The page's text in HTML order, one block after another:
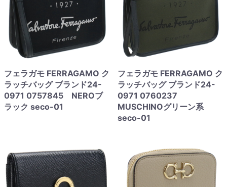
フェラガモ FERRAGAMO ク
ラッチバッグ ブランド24-
0971 0757845 NEROブ
ラック seco-01
フェラガモ FERRAGAMO ク
ラッチバッグ ブランド24-
0971 0760237
MUSCHINOグリーン系
seco-01